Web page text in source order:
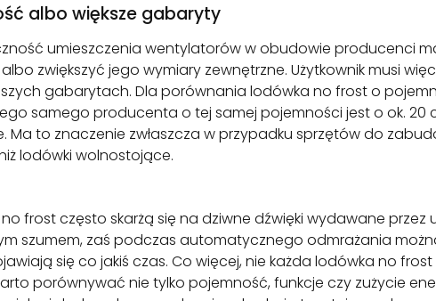
albo większe gabaryty
umieszczenia wentylatorów w obudowie producenci
zwiększyć jego wymiary zewnętrzne. Użytkownik musi
gabarytach. Dla porównania lodówka no frost o
samego producenta o tej samej pojemności jest o ok. 20
Ma to znaczenie zwłaszcza w przypadku sprzętów do
lodówki wolnostojące.
frost często skarżą się na dziwne dźwięki wydawane
szumem, zaś podczas automatycznego odmrażania
się co jakiś czas. Co więcej, nie każda lodówka no
porównywać nie tylko pojemność, funkcje czy zużycie